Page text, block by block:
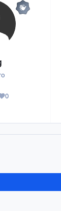
0
Reputação